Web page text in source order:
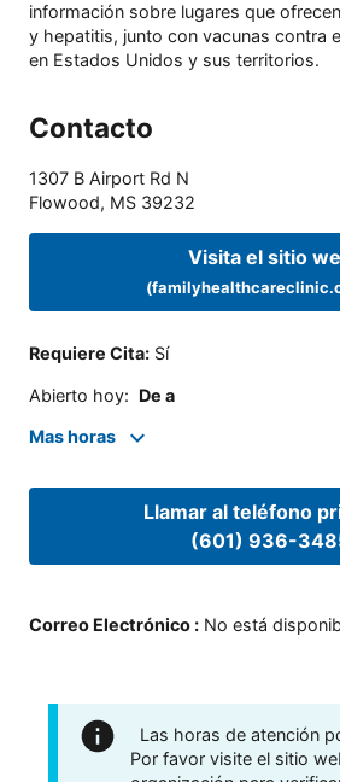
información sobre lugares que
y hepatitis, junto con vacunas contra
en Estados Unidos y sus territorios.
Contacto
1307 B Airport Rd N
Flowood, MS 39232
Visita el sitio
Requiere Cita: Sí
Abierto hoy: De a
Mas horas
Llamar al teléfono
(601) 936-
Correo Electrónico : No está
Las horas de atención
Por favor visite el sitio